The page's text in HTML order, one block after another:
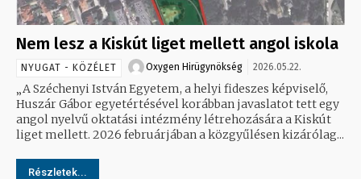
Nem lesz a Kiskút liget mellett angol iskola
NYUGAT - KÖZÉLET Oxygen Hirügynökség 2026.05.22.
„A Széchenyi István Egyetem, a helyi fideszes képviselő,
Huszár Gábor egyetértésével korábban javaslatot tett egy
angol nyelvű oktatási intézmény létrehozására a Kiskút
liget mellett. 2026 februárjában a közgyűlésen kizárólag...
Részletek...